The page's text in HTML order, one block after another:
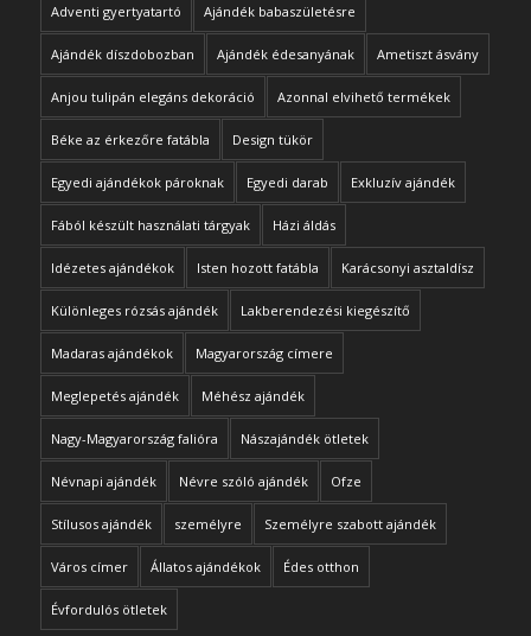
Adventi gyertyatartó Ajándék babaszületésre
Ajándék díszdobozban Ajándék édesanyának Ametiszt ásvány
Anjou tulipán elegáns dekoráció Azonnal elvihető termékek
Béke az érkezőre fatábla Design tükör
Egyedi ajándékok pároknak Egyedi darab Exkluzív ajándék
Fából készült használati tárgyak Házi áldás
Idézetes ajándékok Isten hozott fatábla Karácsonyi asztaldísz
Különleges rózsás ajándék Lakberendezési kiegészítő
Madaras ajándékok Magyarország címere
Meglepetés ajándék Méhész ajándék
Nagy-Magyarország falióra Nászajándék ötletek
Névnapi ajándék Névre szóló ajándék Ofze
Stílusos ajándék személyre Személyre szabott ajándék
Város címer Állatos ajándékok Édes otthon
Évfordulós ötletek